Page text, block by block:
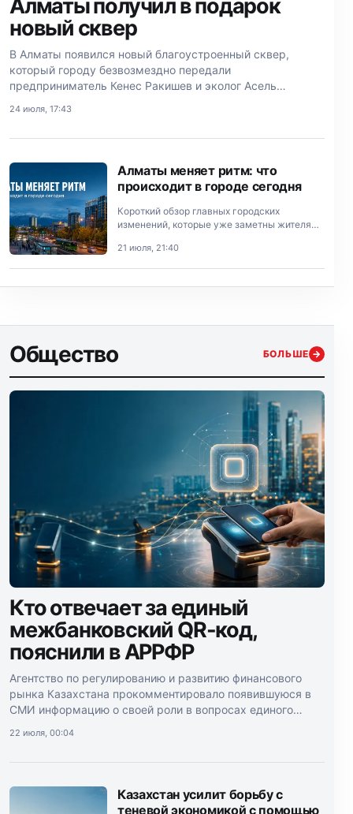
Алматы получил в подарок
новый сквер
В Алматы появился новый благоустроенный сквер,
который городу безвозмездно передали
предприниматель Кенес Ракишев и эколог Асель
24 июля, 17:43
Алматы меняет ритм: что
происходит в городе сегодня
Короткий обзор главных городских
изменений, которые уже заметны жителям
21 июля, 21:40
Общество БОЛЬШЕ →
Кто отвечает за единый
межбанковский QR-код,
пояснили в АРРФР
Агентство по регулированию и развитию финансового
рынка Казахстана прокомментировало появившуюся в
СМИ информацию о своей роли в вопросах единого
22 июля, 00:04
Казахстан усилит борьбу с
теневой экономикой с помощью